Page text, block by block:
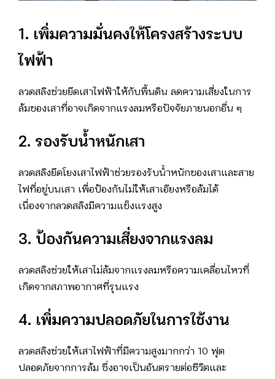
1. เพิ่มความมั่นคงให้โครงสร้างระบบ
ไฟฟ้า
ลวดสลิงช่วยยึดเสาไฟฟ้าให้กับพื้นดิน ลดความเสี่ยงในการ
ล้มของเสาที่อาจเกิดจากแรงลมหรือปัจจัยภายนอกอื่น ๆ
2. รองรับน้ำหนักเสา
ลวดสลิงยึดโยงเสาไฟฟ้าช่วยรองรับน้ำหนักของเสาและสาย
ไฟที่อยู่บนเสา เพื่อป้องกันไม่ให้เสาเอียงหรือล้มได้
เนื่องจากลวดสลิงมีความแข็งแรงสูง
3. ป้องกันความเสี่ยงจากแรงลม
ลวดสลิงช่วยให้เสาไม่ล้มจากแรงลมหรือความเคลื่อนไหวที่
เกิดจากสภาพอากาศที่รุนแรง
4. เพิ่มความปลอดภัยในการใช้งาน
ลวดสลิงช่วยให้เสาไฟฟ้าที่มีความสูงมากกว่า 10 ฟุต
ปลอดภัยจากการล้ม ซึ่งอาจเป็นอันตรายต่อชีวิตและ